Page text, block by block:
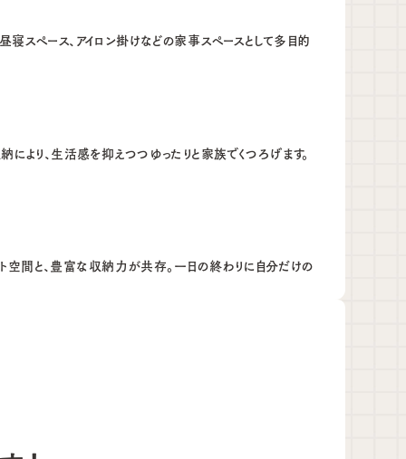
ペース、アイロン掛けなどの家事スペースとして多目的
り、生活感を抑えつつゆったりと家族でくつろげます。
空間と、豊富な収納力が共存。一日の終わりに自分だけの